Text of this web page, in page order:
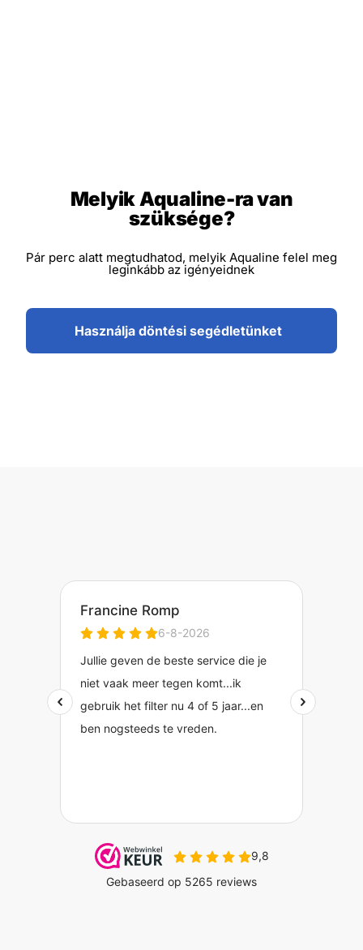
Melyik Aqualine-ra van
szüksége?
Pár perc alatt megtudhatod, melyik Aqualine felel meg
leginkább az igényeidnek
Használja döntési segédletünket